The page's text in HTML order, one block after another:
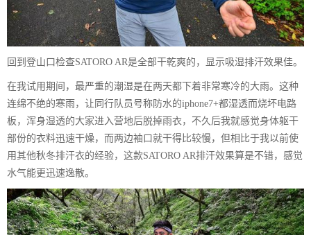
回到登山口检查SATORO AR是全部干乾爽的，显示吸湿排汗效果佳。
在我试用期间，最严重的潮湿是在两天都下着非常寒冷的大雨。这种
连绵不绝的寒雨，让同行队员号称防水的iphone7+都湿透而烧坏电路
板，浑身湿透的大家进入营地后脱掉雨衣，不久后我就感觉身体躯干
部份的衣料迅速干燥，而两边袖口就干得比较慢，但相比于我以前使
用其他秋冬排汗衣的经验，这款SATORO AR排汗效果算是不错，感觉
水气能更迅速逸散。